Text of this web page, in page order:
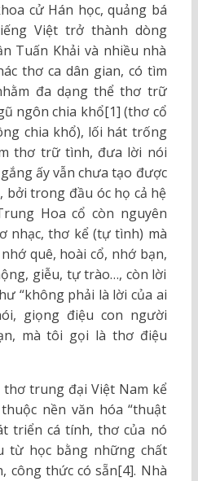
cử Hán học, quảng bá
Việt trở thành dòng
Tuấn Khải và nhiều nhà
thơ ca dân gian, có tìm
đa dạng thể thơ trữ
ngôn chia khổ[1] (thơ cổ
chia khổ), lối hát trống
thơ trữ tình, đưa lời nói
ấy vẫn chưa tạo được
trong đầu óc họ cả hệ
Hoa cổ còn nguyên
nhạc, thơ kể (tự tình) mà
quê, hoài cổ, nhớ bạn,
giễu, tự trào…, còn lời
“không phải là lời của ai
giọng điệu con người
mà tôi gọi là thơ điệu
trung đại Việt Nam kể
nền văn hóa “thuật
triển cá tính, thơ của nó
từ học bằng những chất
công thức có sẵn[4]. Nhà